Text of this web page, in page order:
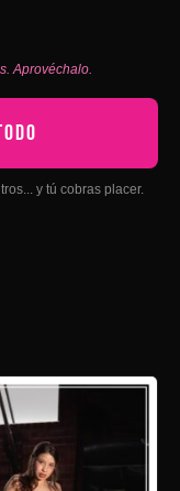
Aprovéchalo.
y tú cobras placer.